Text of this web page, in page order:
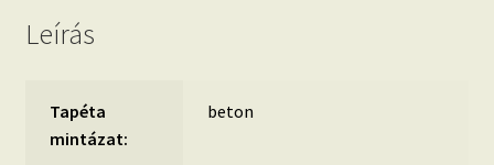
Leírás
Tapéta
mintázat:
beton